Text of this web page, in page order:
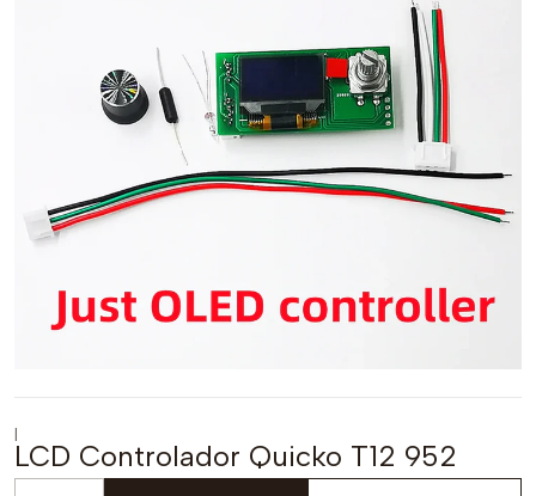
|
LCD Controlador Quicko T12 952